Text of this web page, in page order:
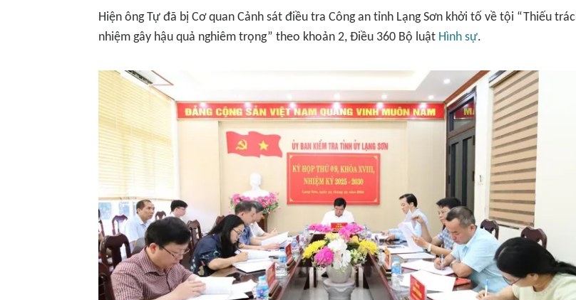
Hiện ông Tự đã bị Cơ quan Cảnh sát điều tra Công an tỉnh Lạng Sơn khởi tố về tội “Thiếu
nhiệm gây hậu quả nghiêm trọng” theo khoản 2, Điều 360 Bộ luật Hình sự.